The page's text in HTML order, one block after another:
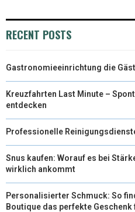
RECENT POSTS
Gastronomieeinrichtung die
Kreuzfahrten Last Minute –
entdecken
Professionelle
Snus kaufen: Worauf es bei
wirklich ankommt
Personalisierter Schmuck: So
Boutique das perfekte Geschenk